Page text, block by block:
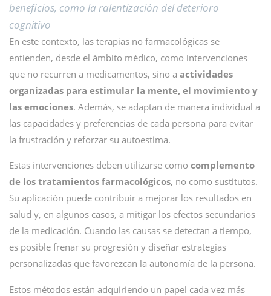
beneficios, como la ralentización del deterioro
cognitivo
En este contexto, las terapias no farmacológicas se
entienden, desde el ámbito médico, como intervenciones
que no recurren a medicamentos, sino a actividades
organizadas para estimular la mente, el movimiento y
las emociones. Además, se adaptan de manera individual a
las capacidades y preferencias de cada persona para evitar
la frustración y reforzar su autoestima.
Estas intervenciones deben utilizarse como complemento
de los tratamientos farmacológicos, no como sustitutos.
Su aplicación puede contribuir a mejorar los resultados en
salud y, en algunos casos, a mitigar los efectos secundarios
de la medicación. Cuando las causas se detectan a tiempo,
es posible frenar su progresión y diseñar estrategias
personalizadas que favorezcan la autonomía de la persona.
Estos métodos están adquiriendo un papel cada vez más